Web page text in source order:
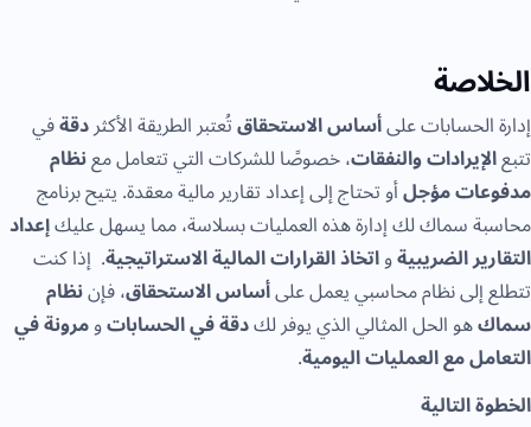
الخلاصة
إدارة الحسابات علىأساس الاستحقاقتُعتبر الطريقة الأكثردقةفي
تتبعالإيرادات والنفقات، خصوصًا للشركات التي تتعامل معنظام
مدفوعات مؤجلأو تحتاج إلى إعداد تقارير مالية معقدة. يتيح برنامج
محاسبة سماك لك إدارة هذه العمليات بسلاسة، مما يسهل عليكإعداد
التقارير الضريبيةواتخاذ القرارات المالية الاستراتيجية. إذا كنت
تتطلع إلى نظام محاسبي يعمل علىأساس الاستحقاق، فإننظام
سماكهو الحل المثالي الذي يوفر لكدقة في الحساباتومرونة في
التعامل مع العمليات اليومية.
الخطوة التالية